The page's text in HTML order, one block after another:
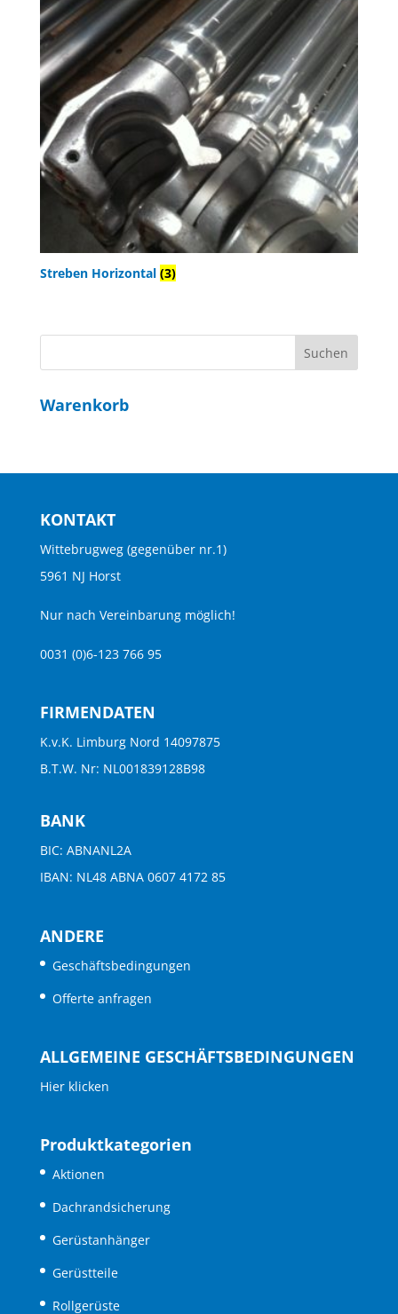
Streben Horizontal (3)
Warenkorb
KONTAKT
Wittebrugweg (gegenüber nr.1)
5961 NJ Horst
Nur nach Vereinbarung möglich!
0031 (0)6-123 766 95
FIRMENDATEN
K.v.K. Limburg Nord 14097875
B.T.W. Nr: NL001839128B98
BANK
BIC: ABNANL2A
IBAN: NL48 ABNA 0607 4172 85
ANDERE
Geschäftsbedingungen
Offerte anfragen
ALLGEMEINE GESCHÄFTSBEDINGUNGEN
Hier klicken
Produktkategorien
Aktionen
Dachrandsicherung
Gerüstanhänger
Gerüstteile
Rollgerüste